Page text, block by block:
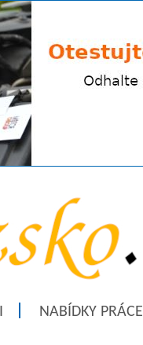
NABÍDKY PRÁCE